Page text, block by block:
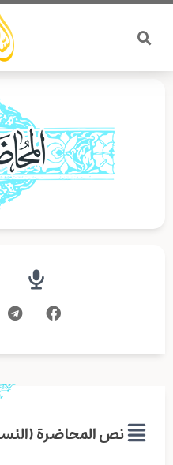
تخطي
المحتوى
نص المحاضرة